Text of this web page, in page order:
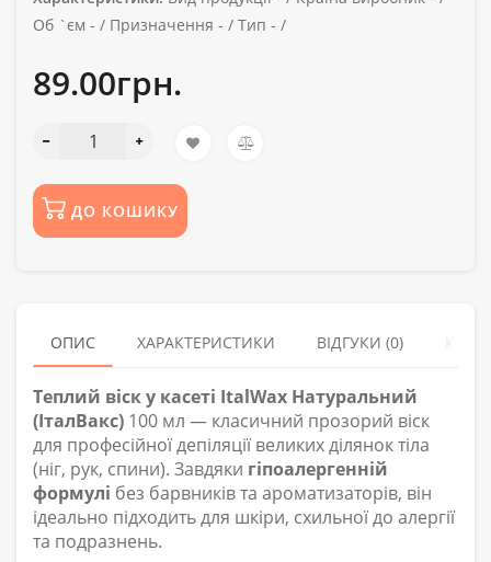
Об `єм - / Призначення - / Тип - /
89.00грн.
ДО КОШИКУ
ОПИС ХАРАКТЕРИСТИКИ ВІДГУКИ (0)
Теплий віск у касеті ItalWax Натуральний
(ІталВакс) 100 мл — класичний прозорий віск
для професійної депіляції великих ділянок тіла
(ніг, рук, спини). Завдяки гіпоалергенній
формулі без барвників та ароматизаторів, він
ідеально підходить для шкіри, схильної до алергії
та подразнень.